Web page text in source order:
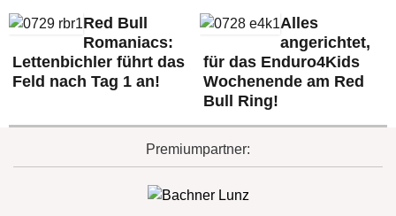
Red Bull
Romaniacs:
Lettenbichler führt das
Feld nach Tag 1 an!
Alles
angerichtet,
für das Enduro4Kids
Wochenende am Red
Bull Ring!
Premiumpartner: